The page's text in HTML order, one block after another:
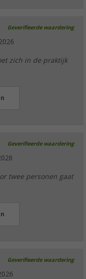
Geverifieerde waardering
zich in de praktijk
Geverifieerde waardering
twee personen gaat
Geverifieerde waardering